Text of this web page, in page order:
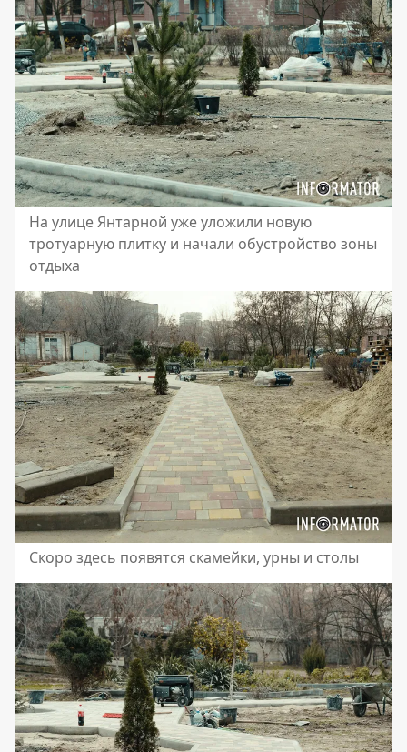
На улице Янтарной уже уложили новую
тротуарную плитку и начали обустройство зоны
отдыха
Скоро здесь появятся скамейки, урны и столы